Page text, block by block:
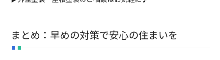
まとめ：早めの対策で安心の住まいを